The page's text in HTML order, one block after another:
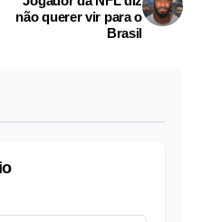
não querer vir para o
Brasil